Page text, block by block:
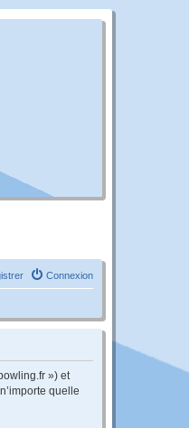
Connexion
») et
quelle